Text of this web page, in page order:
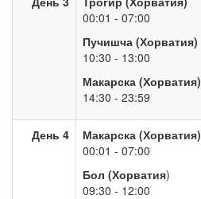
00:01 - 07:00
Пучишча (Хорватия)
10:30 - 13:00
Макарска (Хорватия)
14:30 - 23:59
День 4
Макарска (Хорватия)
00:01 - 07:00
Бол (Хорватия)
09:30 - 12:00